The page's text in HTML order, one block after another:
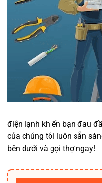
điện lạnh khiến bạn đau
của chúng tôi luôn sẵn
bên dưới và gọi thợ ngay!